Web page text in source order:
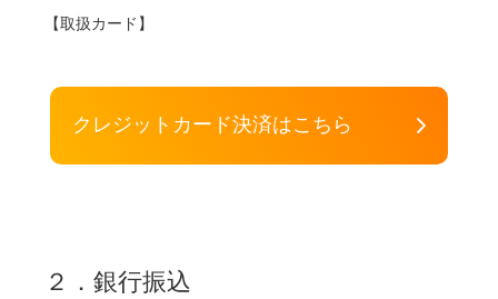
【取扱カード】
クレジットカード決済はこちら
２．銀行振込